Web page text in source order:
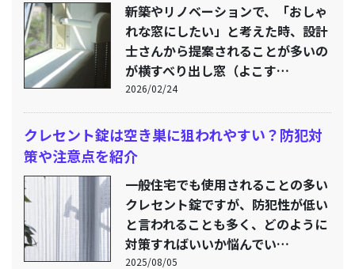
新築やリノベーションで、「おしゃ
れな窓にしたい」と考えた時、設計
士さんから提案されることが多いの
が横すべり出し窓（よこす…
2026/02/24
クレセント錠は空き巣に狙われやすい？防犯対
策や注意点を紹介
一般住宅でも使用されることの多い
クレセント錠ですが、防犯性が低い
と言われることも多く、どのように
対策すればいいか悩んでい…
2025/08/05